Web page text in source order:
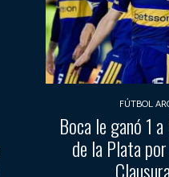
FÚTBOL
Boca le ganó 1
de la Plata